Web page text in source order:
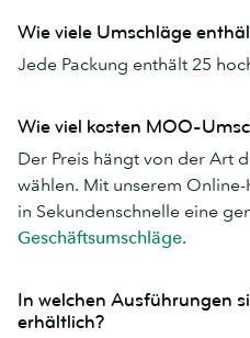
Wie viele Umschläge
Jede Packung enthält 25
Wie viel kosten MOO-
Der Preis hängt von der Art
wählen. Mit unserem
in Sekundenschnelle eine
Geschäftsumschläge.
In welchen Ausführungen
erhältlich?